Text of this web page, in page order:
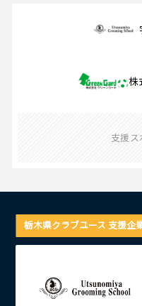
株
支援
栃木県クラブユース 支援企